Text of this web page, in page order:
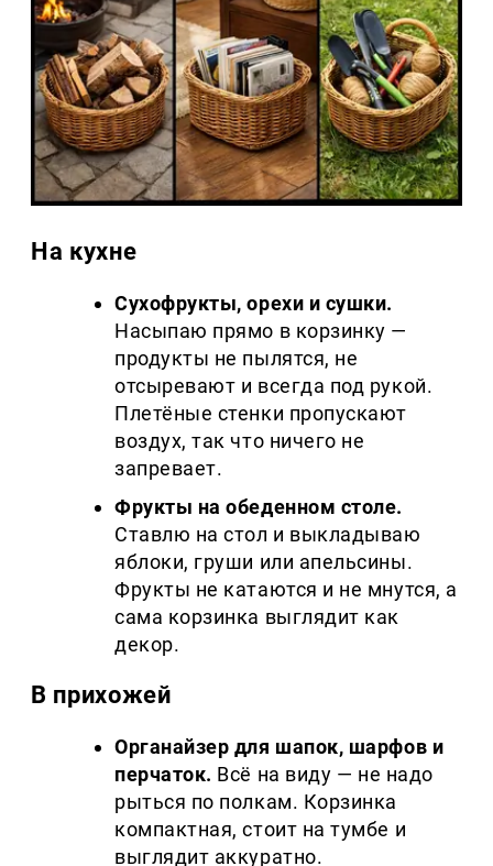
На кухне
Сухофрукты, орехи и сушки.
Насыпаю прямо в корзинку —
продукты не пылятся, не
отсыревают и всегда под рукой.
Плетёные стенки пропускают
воздух, так что ничего не
запревает.
Фрукты на обеденном столе.
Ставлю на стол и выкладываю
яблоки, груши или апельсины.
Фрукты не катаются и не мнутся, а
сама корзинка выглядит как
декор.
В прихожей
Органайзер для шапок, шарфов и
перчаток. Всё на виду — не надо
рыться по полкам. Корзинка
компактная, стоит на тумбе и
выглядит аккуратно.